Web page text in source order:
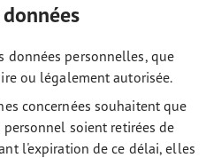
données personnelles, que
ou légalement autorisée.
concernées souhaitent que
soient retirées de
l'expiration de ce délai, elles